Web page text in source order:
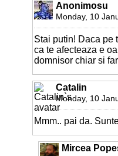
Anonimosu
Monday, 10
Stai putin! Daca pe
ca te afecteaza e
domnisor chiar si
Catalin
Monday, 10
Mmm.. pai da.
Mircea